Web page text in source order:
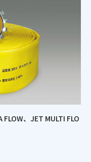
、JET MULTI FLO